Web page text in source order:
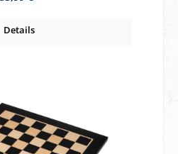
Details